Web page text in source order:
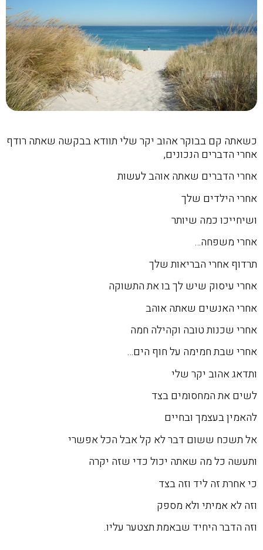
כשאתה קם בבוקר אהוב יקר שלי תוודא בבקשה שאתה רודף
אחרי הדברים הנכונים,
אחרי הדברים שאתה אוהב לעשות
אחרי הילדים שלך
ושיחייכו כמה שיותר
אחרי משפחה…
תרדוף אחרי הבריאות שלך
אחרי עיסוק שיש לך בו את התשוקה
אחרי האנשים שאתה אוהב
אחרי שכנות טובה וקהילה חמה
אחרי שבת חמימה על חוף הים…
ותדאג אהוב יקר שלי
לשים את המחסומים בצד
להאמין בעצמך ובחיים
אל תשכח ששום דבר לא קל אבל הכל אפשרי
ותעשה כל מה שאתה יכול כדי שזה יקרה
כי אחרת זה ליד וזה בצד
וזה לא אמיתי ולא מספק
וזה הדבר היחיד שבאמת תצטער עליו.